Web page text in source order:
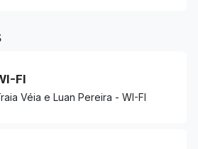
FI
Véia e Luan Pereira - WI-FI